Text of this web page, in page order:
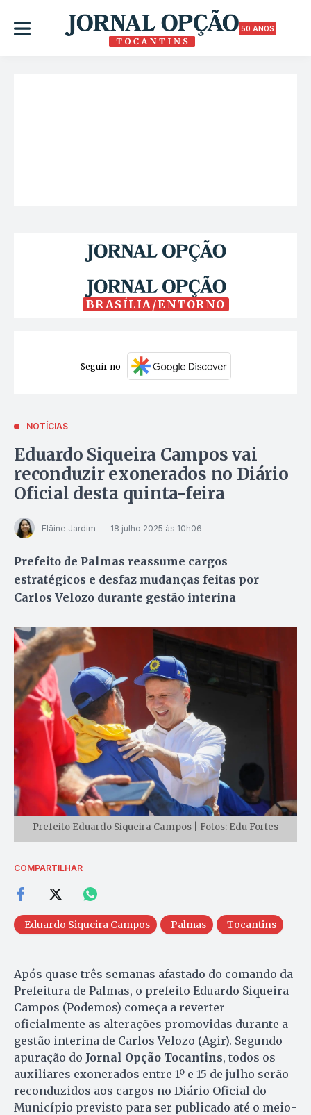
50 ANOS
BRASÍLIA/ENTORNO
Seguir no
NOTÍCIAS
Eduardo Siqueira Campos vai
reconduzir exonerados no Diário
Oficial desta quinta-feira
Elâine Jardim 18 julho 2025 às 10h06
Prefeito de Palmas reassume cargos
estratégicos e desfaz mudanças feitas por
Carlos Velozo durante gestão interina
Prefeito Eduardo Siqueira Campos | Fotos: Edu Fortes
COMPARTILHAR
Eduardo Siqueira Campos Palmas Tocantins
Após quase três semanas afastado do comando da
Prefeitura de Palmas, o prefeito Eduardo Siqueira
Campos (Podemos) começa a reverter
oficialmente as alterações promovidas durante a
gestão interina de Carlos Velozo (Agir). Segundo
apuração do Jornal Opção Tocantins, todos os
auxiliares exonerados entre 1º e 15 de julho serão
reconduzidos aos cargos no Diário Oficial do
Município previsto para ser publicado até o meio-